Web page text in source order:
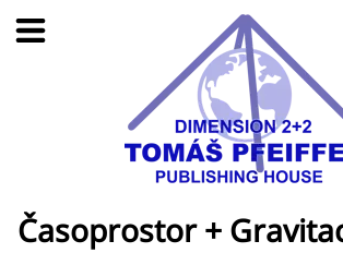
Časoprostor +